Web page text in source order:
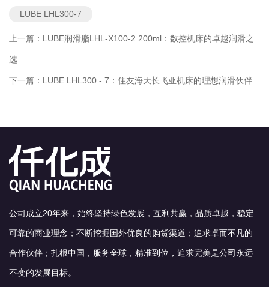
LUBE LHL300-7
上一篇： LUBE润滑脂LHL-X100-2 200ml：数控机床的卓越润滑之
选
下一篇： LUBE LHL300 - 7：住友海天长飞亚机床的理想润滑伙伴
公司成立20年来，始终坚持绿色发展，互利共赢，品质卓越，稳定
可靠的商业理念；不断挖掘国外优良的购货渠道；追求卓而不凡的
合作伙伴；扎根中国，服务全球，精准到位，追求完美是公司永远
不变的发展目标。